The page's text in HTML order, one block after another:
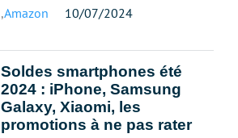
,Amazon 10/07/2024
Soldes smartphones été
2024 : iPhone, Samsung
Galaxy, Xiaomi, les
promotions à ne pas rater